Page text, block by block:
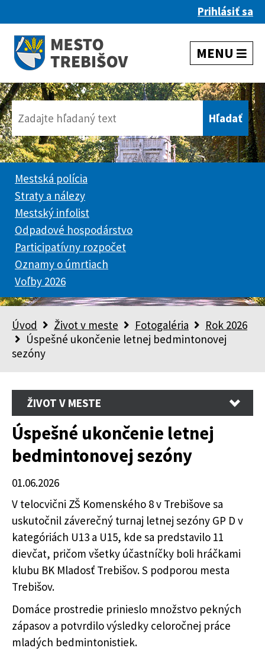
Prihlásiť sa
Mestská polícia
Straty a nálezy
Mestský infolist
Odpadové hospodárstvo
Participatívny rozpočet
Oznamy o úmrtiach
Voľby 2026
Úvod Život v meste Fotogaléria
Rok 2026
Úspešné ukončenie letnej bedmintonovej
sezóny
ŽIVOT V MESTE
Úspešné ukončenie letnej
bedmintonovej sezóny
01.06.2026
V telocvični ZŠ Komenského 8 v Trebišove sa
uskutočnil záverečný turnaj letnej sezóny GP D v
kategóriách U13 a U15, kde sa predstavilo 11
dievčat, pričom všetky účastníčky boli hráčkami
klubu BK Mladosť Trebišov. S podporou mesta
Trebišov.
Domáce prostredie prinieslo množstvo pekných
zápasov a potvrdilo výsledky celoročnej práce
mladých bedmintonistiek.